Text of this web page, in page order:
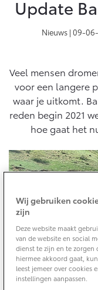
APK
Aircoservice
Toyota
Toyota Service
Schade & Garantie
Toyota Pechhulp
Toyota
10 jaar Toyota
10 jaar
Onderdelen &
Schade melden
Update
Nieuws | 09-
Veel mensen
voor een langere
waar je uitkomt.
reden begin 2021
hoe gaat het
Wij gebruiken
zijn
Deze website maakt
van de website en social
dienst te zijn en te zorgen
hiermee akkoord gaat,
leest jemeer over
instellingen aanpassen.